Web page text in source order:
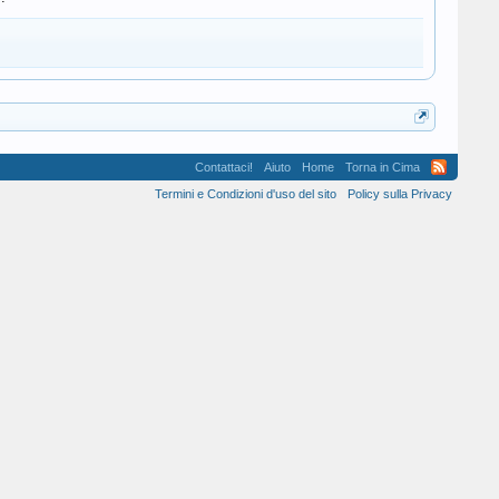
Contattaci! Aiuto Home
Torna in Cima
Termini e Condizioni d'uso del sito
Policy sulla Privacy